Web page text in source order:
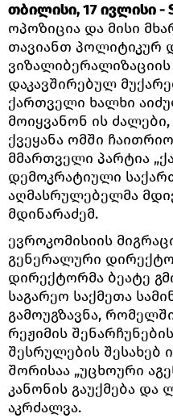
თბილისი, 17 ივლისი -
ოპოზიცია და მისი
თავიანთ პოლიტიკურ
დაკავშირებულ
ქართველი ხალხი
მოიყვანონ ის
ქვეყანა ომში
მმართველი პარტია
დემოკრატიული
აღმასრულებელმა
მდინარაძემ.
ევროკომისიის
გენერალური
დირექტორმა ბეატე
საგარეო საქმეთა
გამოუგზავნა,
რეჟიმის
შესრულების
შორისაა „უცხოური
კანონის გაუქმება და
აკრძალვა.